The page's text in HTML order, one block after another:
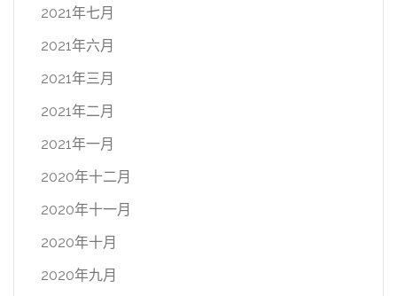
2021年七月
2021年六月
2021年三月
2021年二月
2021年一月
2020年十二月
2020年十一月
2020年十月
2020年九月